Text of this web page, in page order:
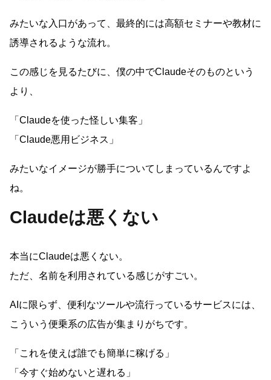
みたいな入口があって、最終的には高額セミナーや教材に
誘導されるような流れ。
この感じを見るたびに、僕の中でClaudeそのものという
より、
「Claudeを使った怪しい集客」
「Claude悪用ビジネス」
みたいなイメージが勝手についてしまっているんですよ
ね。
Claudeは悪くない
本当にClaudeは悪くない。
ただ、名前を利用されている感じがすごい。
AIに限らず、便利なツールや流行っているサービスには、
こういう便乗系の広告が集まりがちです。
「これを使えば誰でも簡単に稼げる」
「今すぐ始めないと遅れる」